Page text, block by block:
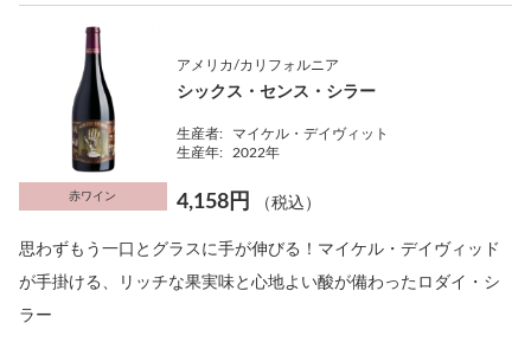
赤ワイン
アメリカ/カリフォルニア
シックス・センス・シラー
生産者:
マイケル・デイヴィット
生産年:
2022年
4,158円 （税込）
思わずもう一口とグラスに手が伸びる！マイケル・デイヴィッド
が手掛ける、リッチな果実味と心地よい酸が備わったロダイ・シ
ラー